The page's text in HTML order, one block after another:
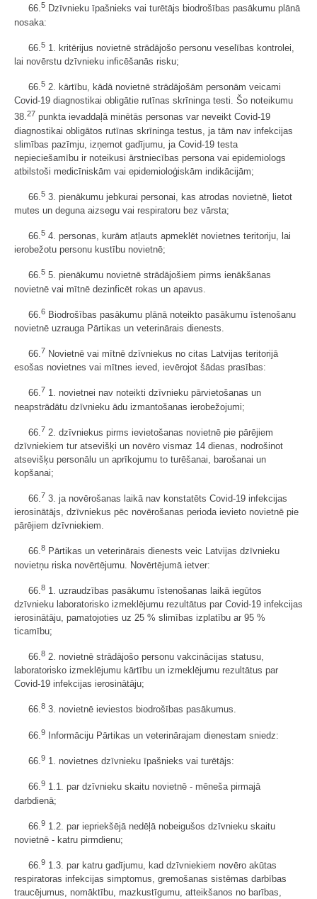
66.5 Dzīvnieku īpašnieks vai turētājs biodrošības pasākumu plānā
nosaka:
66.5 1. kritērijus novietnē strādājošo personu veselības kontrolei,
lai novērstu dzīvnieku inficēšanās risku;
66.5 2. kārtību, kādā novietnē strādājošām personām veicami
Covid-19 diagnostikai obligātie rutīnas skrīninga testi. Šo noteikumu
38.27 punkta ievaddaļā minētās personas var neveikt Covid-19
diagnostikai obligātos rutīnas skrīninga testus, ja tām nav infekcijas
slimības pazīmju, izņemot gadījumu, ja Covid-19 testa
nepieciešamību ir noteikusi ārstniecības persona vai epidemiologs
atbilstoši medicīniskām vai epidemioloģiskām indikācijām;
66.5 3. pienākumu jebkurai personai, kas atrodas novietnē, lietot
mutes un deguna aizsegu vai respiratoru bez vārsta;
66.5 4. personas, kurām atļauts apmeklēt novietnes teritoriju, lai
ierobežotu personu kustību novietnē;
66.5 5. pienākumu novietnē strādājošiem pirms ienākšanas
novietnē vai mītnē dezinficēt rokas un apavus.
66.6 Biodrošības pasākumu plānā noteikto pasākumu īstenošanu
novietnē uzrauga Pārtikas un veterinārais dienests.
66.7 Novietnē vai mītnē dzīvniekus no citas Latvijas teritorijā
esošas novietnes vai mītnes ieved, ievērojot šādas prasības:
66.7 1. novietnei nav noteikti dzīvnieku pārvietošanas un
neapstrādātu dzīvnieku ādu izmantošanas ierobežojumi;
66.7 2. dzīvniekus pirms ievietošanas novietnē pie pārējiem
dzīvniekiem tur atsevišķi un novēro vismaz 14 dienas, nodrošinot
atsevišķu personālu un aprīkojumu to turēšanai, barošanai un
kopšanai;
66.7 3. ja novērošanas laikā nav konstatēts Covid-19 infekcijas
ierosinātājs, dzīvniekus pēc novērošanas perioda ievieto novietnē pie
pārējiem dzīvniekiem.
66.8 Pārtikas un veterinārais dienests veic Latvijas dzīvnieku
novietņu riska novērtējumu. Novērtējumā ietver:
66.8 1. uzraudzības pasākumu īstenošanas laikā iegūtos
dzīvnieku laboratorisko izmeklējumu rezultātus par Covid-19 infekcijas
ierosinātāju, pamatojoties uz 25 % slimības izplatību ar 95 %
ticamību;
66.8 2. novietnē strādājošo personu vakcinācijas statusu,
laboratorisko izmeklējumu kārtību un izmeklējumu rezultātus par
Covid-19 infekcijas ierosinātāju;
66.8 3. novietnē ieviestos biodrošības pasākumus.
66. 9 Informāciju Pārtikas un veterinārajam dienestam sniedz:
66.9 1. novietnes dzīvnieku īpašnieks vai turētājs:
66.9 1.1. par dzīvnieku skaitu novietnē - mēneša pirmajā
darbdienā;
66. 9 1.2. par iepriekšējā nedēļā nobeigušos dzīvnieku skaitu
novietnē - katru pirmdienu;
66.9 1.3. par katru gadījumu, kad dzīvniekiem novēro akūtas
respiratoras infekcijas simptomus, gremošanas sistēmas darbības
traucējumus, nomāktību, mazkustīgumu, atteikšanos no barības,